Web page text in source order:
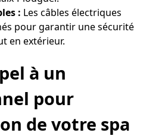
: Les câbles électriques
pour garantir une sécurité
en extérieur.
à un
pour
de votre spa